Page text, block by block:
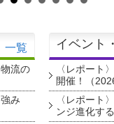
一覧
流の
み
イベント
〈レポート
開催！（
〈レポート
ンジ進化す